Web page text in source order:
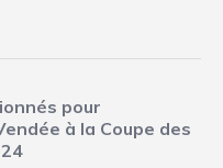
pour
à la Coupe des